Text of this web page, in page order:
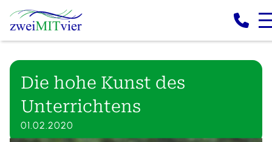
Die hohe Kunst des
Unterrichtens
01.02.2020